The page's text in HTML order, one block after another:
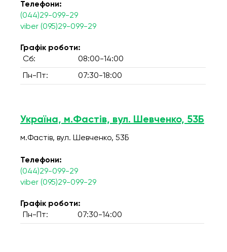
Телефони:
(044)29-099-29
viber (095)29-099-29
Графік роботи:
Сб:
08:00-14:00
Пн-Пт: 07:30-18:00
Україна, м.Фастів, вул. Шевченко, 53Б
м.Фастів, вул. Шевченко, 53Б
Телефони:
(044)29-099-29
viber (095)29-099-29
Графік роботи:
Пн-Пт:
07:30-14:00